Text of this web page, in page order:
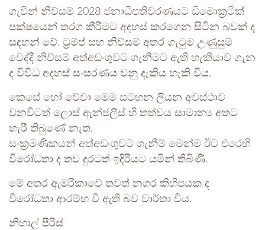
ගැවින් නිව්සම් 2028 ජනාධිපතිවරණයට ඩිමොක්‍රටික්
පක්ෂයෙන් තරග කීරීමට අදහස් කරගෙන සිටින බවක් ද
සඳහන් වේ. ට්‍රම්ප් සහ නිව්සම් අතර ගැටුම උණුසුම්
වෙද්දී නිව්සම් අත්අඩංගුවට ගැනීමට ඇති හැකියාව ගැන
ද විවිධ අදහස් සංසරණය වනු දැකිය හැකි විය.
කෙසේ හෝ වේවා මෙම සටහන ලියන අවස්ථාව
වනවිටත් ලොස් ඇන්ජලීස් හි තත්වය සාමාන්‍ය අතට
හැරී තිබුණේ නැත.
සංක්‍රමණිකයන් අත්අඩංගුවට ගැනීම් මෙන්ම ඊට එරෙහි
විරෝධතා ද තව දුරටත් ඉදිරියට යමින් තිබිණි.
මේ අතර ඇමරිකාවේ තවත් නගර කිහිපයක ද
විරෝධතා ආරම්භ වී ඇති බව වාර්තා විය.
නිහාල් පීරිස්